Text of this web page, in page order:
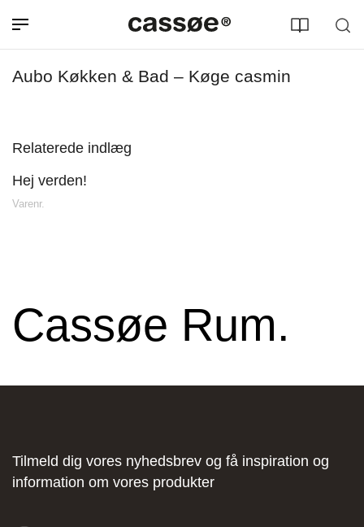
Aubo Køkken & Bad – Køge casmin
Relaterede indlæg
Hej verden!
Varenr.
Cassøe Rum.
Tilmeld dig vores nyhedsbrev og få inspiration og
information om vores produkter
Søg efter adresse
Danmark